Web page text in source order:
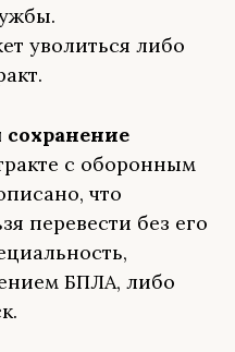
уволиться либо
сохранение
с оборонным
что
перевести без его
БПЛА, либо